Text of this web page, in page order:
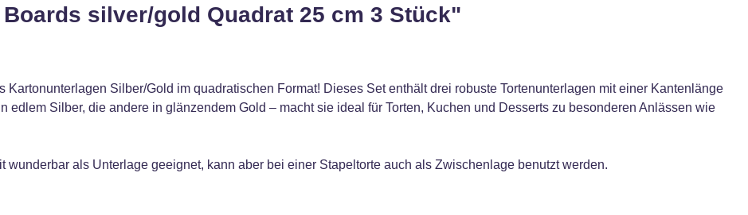
silver/gold Quadrat 25 cm 3 Stück"
Silber/Gold im quadratischen Format! Dieses Set enthält drei robuste Tortenunterlagen mit einer Kantenlänge
Silber, die andere in glänzendem Gold – macht sie ideal für Torten, Kuchen und Desserts zu besonderen Anlässen wie
wunderbar als Unterlage geeignet, kann aber bei einer Stapeltorte auch als Zwischenlage benutzt werden.